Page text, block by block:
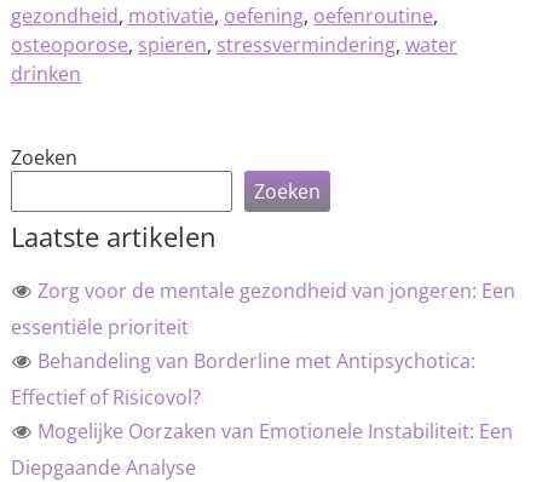
gezondheid, motivatie, oefening, oefenroutine,
osteoporose, spieren, stressvermindering, water
drinken
Zoeken
Zoeken
Laatste artikelen
Zorg voor de mentale gezondheid van jongeren: Een
essentiële prioriteit
Behandeling van Borderline met Antipsychotica:
Effectief of Risicovol?
Mogelijke Oorzaken van Emotionele Instabiliteit: Een
Diepgaande Analyse